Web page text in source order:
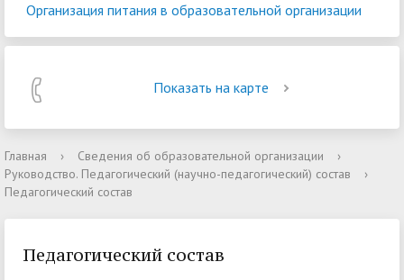
Организация питания в образовательной организации
Показать на карте
Главная › Сведения об образовательной организации
›
Руководство. Педагогический (научно-педагогический) состав
›
Педагогический состав
Педагогический состав